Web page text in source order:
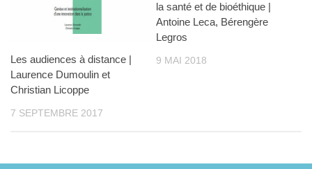
Les audiences à distance |
Laurence Dumoulin et
Christian Licoppe
7 SEPTEMBRE 2017
la santé et de bioéthique |
Antoine Leca, Bérengère
Legros
9 MAI 2018